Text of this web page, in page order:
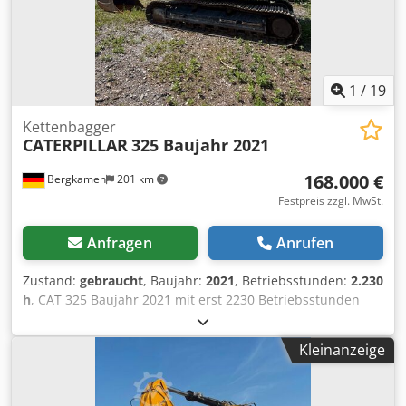
1 / 19
Bergkamen 201 km
Kettenbagger
CATERPILLAR325 Baujahr 2021
168.000 €
Festpreis zzgl. MwSt.
Anfragen Anrufen
Zustand: gebraucht, Baujahr: 2021, Betriebsstunden: 2.230
h, CAT 325 Baujahr 2021 mit erst 2230 Betriebsstunden
Cjdpezg S Abefx Am Uoha Top Zustand Betriebsgewicht ca.
28.500 kg Motor Cat C4.4 Turbodiesel Motorleistung 128,5
kW (172 PS) Hubraum 4,4 Liter Abgasnorm EU Stufe V
Kraftstofftank ca. 313 Liter Hydrauliksystem ca. 230 Liter
Max. Grabtiefe 6,70 m Max. Klima CE
Kleinanzeige